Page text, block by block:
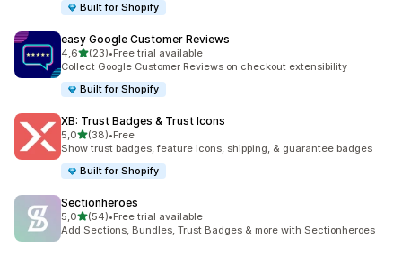
Built for Shopify
easy Google Customer Reviews
4,6de 5 estrelas
(23)
23 total de avaliações
•Free trial available
Collect Google Customer Reviews on checkout extensibility
Built for Shopify
XB: Trust Badges & Trust Icons
5,0de 5 estrelas
(38)
38 total de avaliações
•Free
Show trust badges, feature icons, shipping, & guarantee badges
Built for Shopify
Sectionheroes
5,0de 5 estrelas
(54)
54 total de avaliações
•Free trial available
Add Sections, Bundles, Trust Badges & more with Sectionheroes